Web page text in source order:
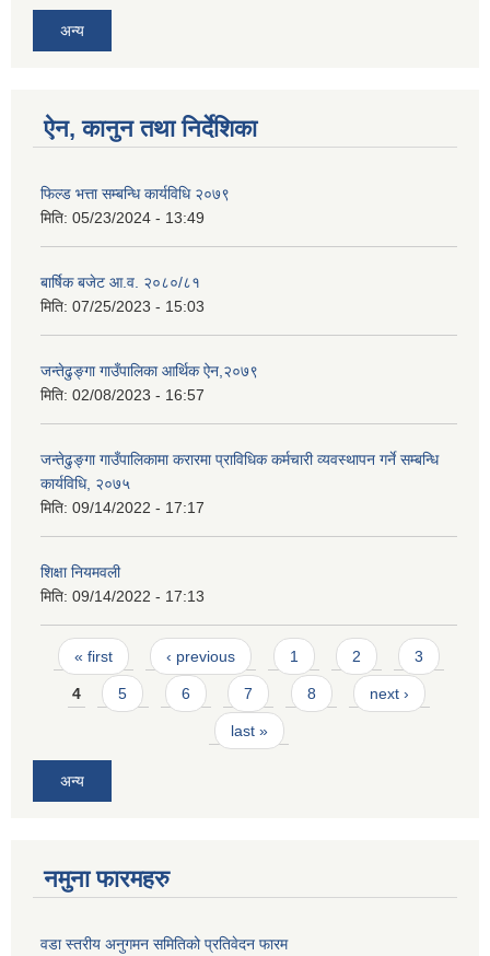
अन्य
ऐन, कानुन तथा निर्देशिका
फिल्ड भत्ता सम्बन्धि कार्यविधि २०७९
मिति: 05/23/2024 - 13:49
बार्षिक बजेट आ.व. २०८०/८१
मिति: 07/25/2023 - 15:03
जन्तेढुङ्गा गाउँपालिका आर्थिक ऐन,२०७९
मिति: 02/08/2023 - 16:57
जन्तेढुङ्गा गाउँपालिकामा करारमा प्राविधिक कर्मचारी व्यवस्थापन गर्ने सम्बन्धि
कार्यविधि, २०७५
मिति: 09/14/2022 - 17:17
शिक्षा नियमवली
मिति: 09/14/2022 - 17:13
Pages
« first ‹ previous 1 2 3
4 5 6 7 8 next ›
last »
अन्य
नमुना फारमहरु
वडा स्तरीय अनुगमन समितिको प्रतिवेदन फारम